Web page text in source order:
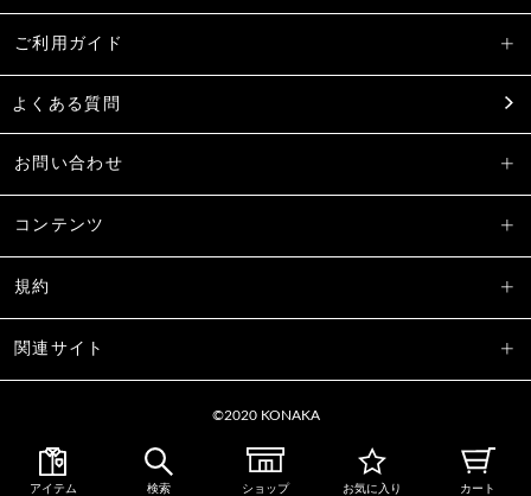
ご利用ガイド
よくある質問
お問い合わせ
コンテンツ
規約
関連サイト
©2020 KONAKA
アイテム 検索 ショップ お気に入り カート